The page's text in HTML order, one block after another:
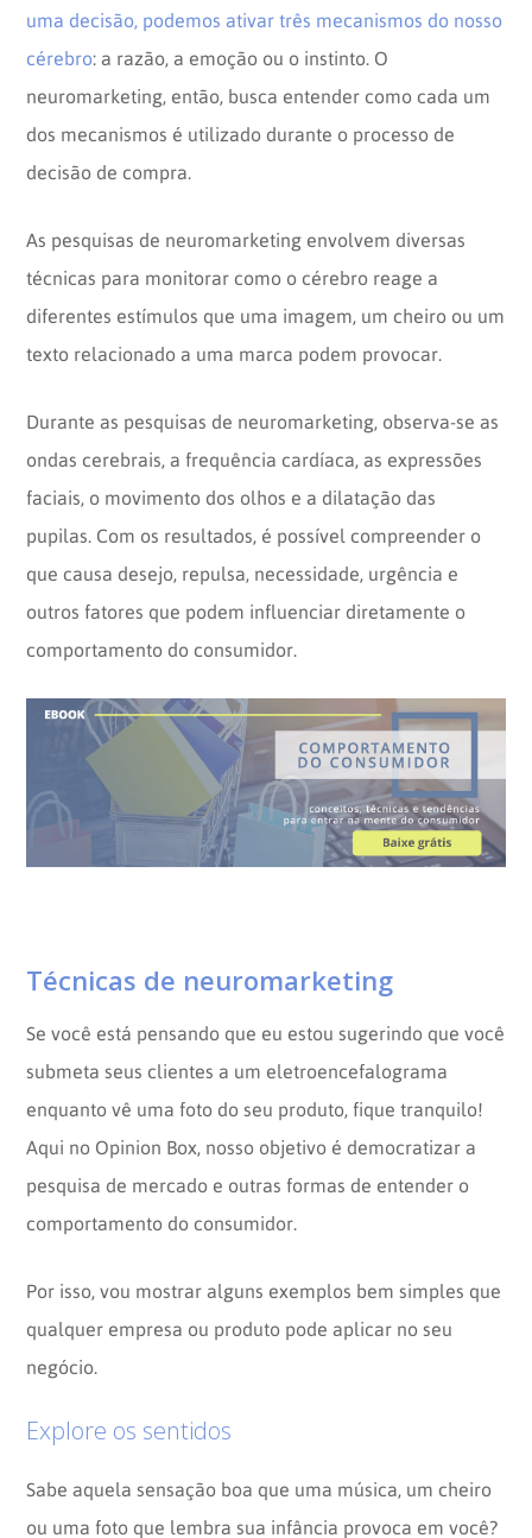
uma decisão, podemos ativar três mecanismos do nosso
cérebro: a razão, a emoção ou o instinto. O
neuromarketing, então, busca entender como cada um
dos mecanismos é utilizado durante o processo de
decisão de compra.
As pesquisas de neuromarketing envolvem diversas
técnicas para monitorar como o cérebro reage a
diferentes estímulos que uma imagem, um cheiro ou um
texto relacionado a uma marca podem provocar.
Durante as pesquisas de neuromarketing, observa-se as
ondas cerebrais, a frequência cardíaca, as expressões
faciais, o movimento dos olhos e a dilatação das
pupilas. Com os resultados, é possível compreender o
que causa desejo, repulsa, necessidade, urgência e
outros fatores que podem influenciar diretamente o
comportamento do consumidor.
Técnicas de neuromarketing
Se você está pensando que eu estou sugerindo que você
submeta seus clientes a um eletroencefalograma
enquanto vê uma foto do seu produto, fique tranquilo!
Aqui no Opinion Box, nosso objetivo é democratizar a
pesquisa de mercado e outras formas de entender o
comportamento do consumidor.
Por isso, vou mostrar alguns exemplos bem simples que
qualquer empresa ou produto pode aplicar no seu
negócio.
Explore os sentidos
Sabe aquela sensação boa que uma música, um cheiro
ou uma foto que lembra sua infância provoca em você?